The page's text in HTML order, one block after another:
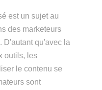
est un sujet au
des marketeurs
D'autant qu'avec la
outils, les
le contenu se
sont